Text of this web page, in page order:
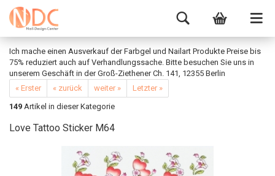
Ich mache einen Ausverkauf der Farbgel und Nailart Produkte Preise bis
75% reduziert auch auf Verhandlungssache. Bitte besuchen Sie uns in
unserem Geschäft in der Groß-Ziethener Ch. 141, 12355 Berlin
« Erster
« zurück weiter »
Letzter »
149 Artikel in dieser Kategorie
Love Tattoo Sticker M64